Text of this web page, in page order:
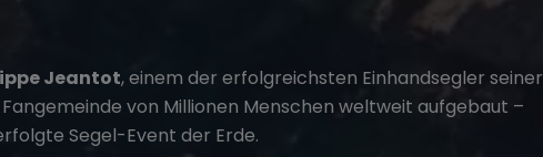
Jeantot, einem der erfolgreichsten Einhandsegler seiner
von Millionen Menschen weltweit aufgebaut –
Segel-Event der Erde.